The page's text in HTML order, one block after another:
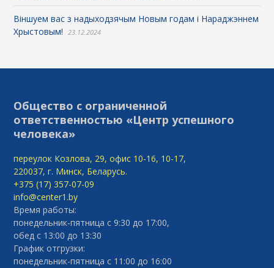
Віншуем вас з надыходзячым Новым годам і Нараджэннем
Хрыстовым!
23.12.2024
Общество с ограниченной
ответственностью «Центр успешного
человека»
переулок Козлова, 29, офис 10-16, 10-17,
220037, г. Минск, Беларусь.
+375 (17) 357-07-09
info@center1.by
Время работы:
понедельник-пятница с 9:30 до 17:00,
обед с 13:00 до 13:30
График отгрузки:
понедельник-пятница с 11:00 до 16:00